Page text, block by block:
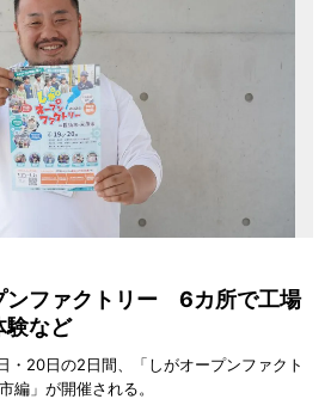
ンファクトリー 6カ所で工場
験など
・20日の2日間、「しがオープンファクト
編」が開催される。